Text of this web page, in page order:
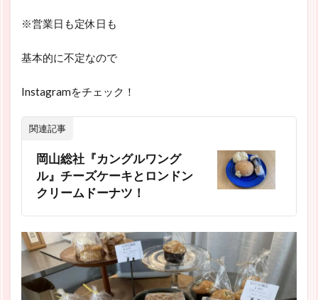
※営業日も定休日も
基本的に不定なので
Instagramをチェック！
関連記事
岡山総社『カングルワング
ル』チーズケーキとロンドン
クリームドーナツ！